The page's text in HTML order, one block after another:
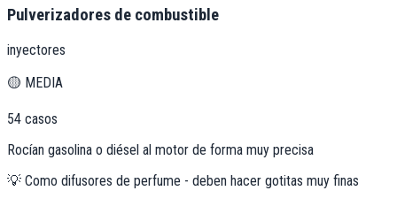
Pulverizadores de combustible
inyectores
🟡 MEDIA
54 casos
Rocían gasolina o diésel al motor de forma muy precisa
💡 Como difusores de perfume - deben hacer gotitas muy finas